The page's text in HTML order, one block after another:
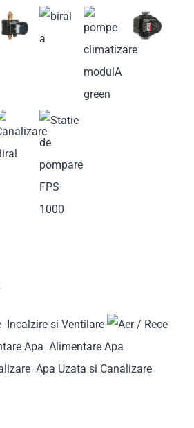
Incalzire si Ventilare
Alimentare Apa
Apa Uzata si Canalizare